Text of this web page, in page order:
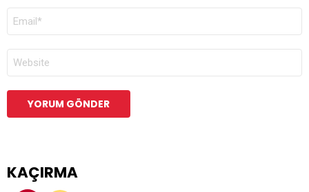
E-
POSTA
İNTERNET
SITESI
KAÇIRMA